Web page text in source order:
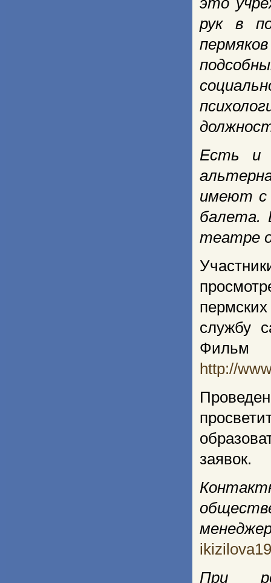
рук в
Есть и
имеют с
балета.
театре
службу
Фильм
http://
заявок.
При